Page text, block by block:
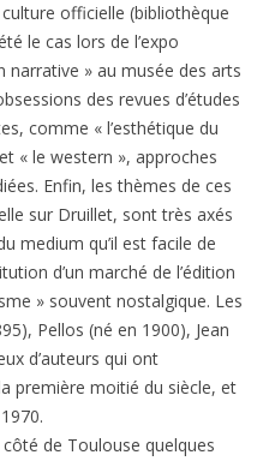
officielle (bibliothèque
le cas lors de l’expo
narrative » au musée des arts
des revues d’études
comme « l’esthétique du
« le western », approches
Enfin, les thèmes de ces
sur Druillet, sont très axés
medium qu’il est facile de
d’un marché de l’édition
» souvent nostalgique. Les
Pellos (né en 1900), Jean
d’auteurs qui ont
première moitié du siècle, et
de Toulouse quelques